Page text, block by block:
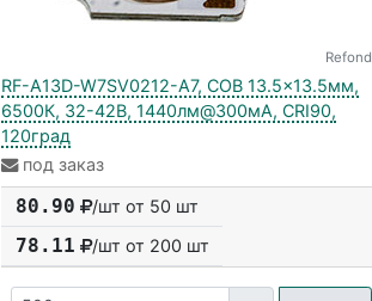
Refond
RF-A13D-W7SV0212-A7, COB 13.5x13.5мм,
6500К, 32-42В, 1440лм@300мА, CRI90,
120град
под заказ
80.90 /шт от 50 шт
78.11 /шт от 200 шт